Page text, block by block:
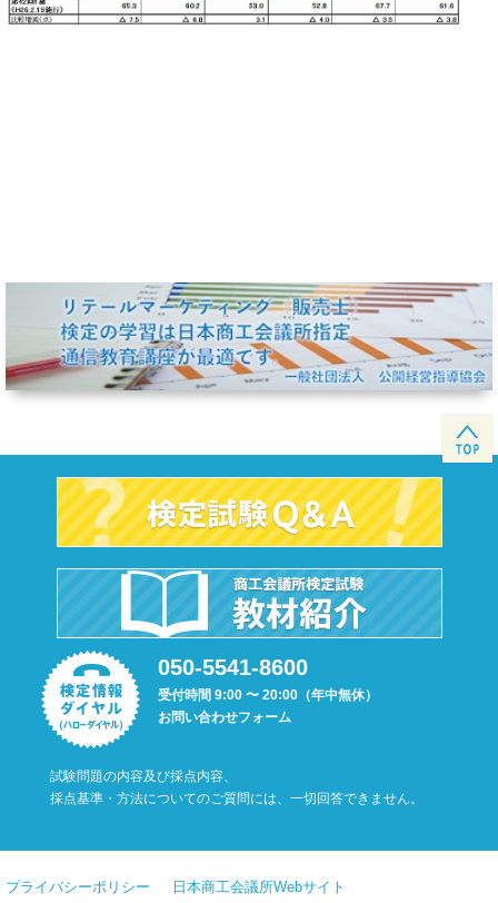
050-5541-8600
受付時間 9:00 〜 20:00（年中無休）
お問い合わせフォーム
試験問題の内容及び採点内容、
採点基準・方法についてのご質問には、一切回答できません。
プライバシーポリシー 日本商工会議所Webサイト